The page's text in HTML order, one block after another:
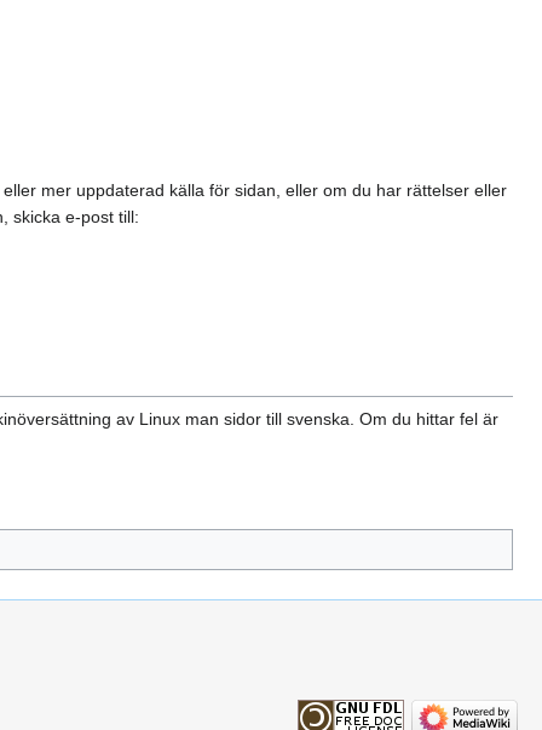
mer uppdaterad källa för sidan, eller om du har rättelser eller
skicka e-post till:
av Linux man sidor till svenska. Om du hittar fel är